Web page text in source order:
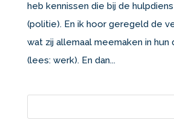
heb kennissen die bij de
(politie). En ik hoor geregeld de
wat zij allemaal meemaken in hun
(lees: werk). En dan...